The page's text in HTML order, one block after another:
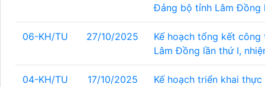
Đảng bộ tỉnh Lâm Đồng
06-KH/TU 27/10/2025
Kế hoạch tổng kết
Lâm Đồng lần thứ I,
04-KH/TU 17/10/2025
Kế hoạch triển khai